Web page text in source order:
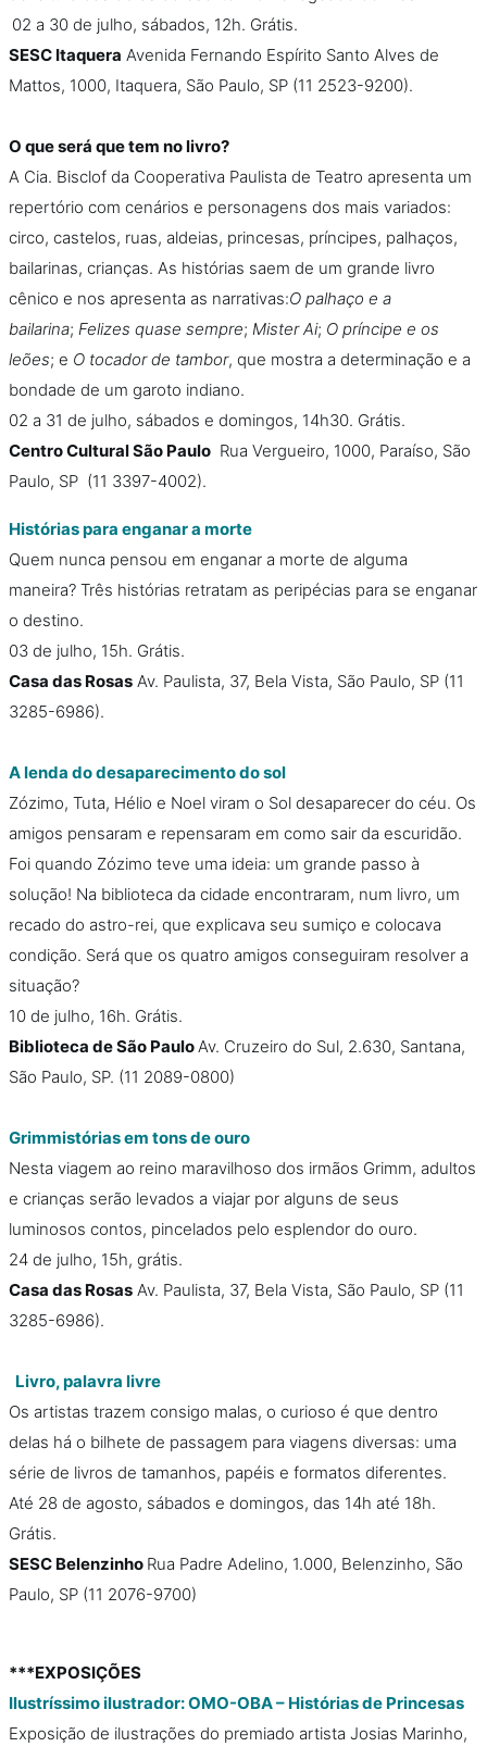
02 a 30 de julho, sábados, 12h. Grátis.
SESC Itaquera Avenida Fernando Espírito Santo Alves de
Mattos, 1000, Itaquera, São Paulo, SP (11 2523-9200).
O que será que tem no livro?
A Cia. Bisclof da Cooperativa Paulista de Teatro apresenta um
repertório com cenários e personagens dos mais variados:
circo, castelos, ruas, aldeias, princesas, príncipes, palhaços,
bailarinas, crianças. As histórias saem de um grande livro
cênico e nos apresenta as narrativas:O palhaço e a
bailarina; Felizes quase sempre; Mister Ai; O príncipe e os
leões; e O tocador de tambor, que mostra a determinação e a
bondade de um garoto indiano.
02 a 31 de julho, sábados e domingos, 14h30. Grátis.
Centro Cultural São Paulo Rua Vergueiro, 1000, Paraíso, São
Paulo, SP (11 3397-4002).
Histórias para enganar a morte
Quem nunca pensou em enganar a morte de alguma
maneira? Três histórias retratam as peripécias para se enganar
o destino.
03 de julho, 15h. Grátis.
Casa das Rosas Av. Paulista, 37, Bela Vista, São Paulo, SP (11
3285-6986).
A lenda do desaparecimento do sol
Zózimo, Tuta, Hélio e Noel viram o Sol desaparecer do céu. Os
amigos pensaram e repensaram em como sair da escuridão.
Foi quando Zózimo teve uma ideia: um grande passo à
solução! Na biblioteca da cidade encontraram, num livro, um
recado do astro-rei, que explicava seu sumiço e colocava
condição. Será que os quatro amigos conseguiram resolver a
situação?
10 de julho, 16h. Grátis.
Biblioteca de São Paulo Av. Cruzeiro do Sul, 2.630, Santana,
São Paulo, SP. (11 2089-0800)
Grimmistórias em tons de ouro
Nesta viagem ao reino maravilhoso dos irmãos Grimm, adultos
e crianças serão levados a viajar por alguns de seus
luminosos contos, pincelados pelo esplendor do ouro.
24 de julho, 15h, grátis.
Casa das Rosas Av. Paulista, 37, Bela Vista, São Paulo, SP (11
3285-6986).
Livro, palavra livre
Os artistas trazem consigo malas, o curioso é que dentro
delas há o bilhete de passagem para viagens diversas: uma
série de livros de tamanhos, papéis e formatos diferentes.
Até 28 de agosto, sábados e domingos, das 14h até 18h.
Grátis.
SESC Belenzinho Rua Padre Adelino, 1.000, Belenzinho, São
Paulo, SP (11 2076-9700)
***EXPOSIÇÕES
Ilustríssimo ilustrador: OMO-OBA – Histórias de Princesas
Exposição de ilustrações do premiado artista Josias Marinho,